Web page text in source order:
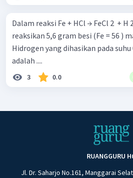
Dalam reaksi Fe + HCl → FeCl 2 ​ +
reaksikan 5,6 gram besi (Fe = 56 )
Hidrogen yang dihasikan pada
adalah ....
3 0.0
RUANGGURU
Jl. Dr. Saharjo No.161, Manggarai